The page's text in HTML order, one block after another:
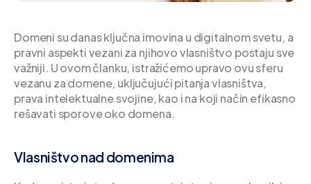
Domeni su danas ključna imovina u digitalnom svetu, a
pravni aspekti vezani za njihovo vlasništvo postaju sve
važniji. U ovom članku, istražićemo upravo ovu sferu
vezanu za domene, uključujući pitanja vlasništva,
prava intelektualne svojine, kao i na koji način efikasno
rešavati sporove oko domena.
Vlasništvo nad domenima